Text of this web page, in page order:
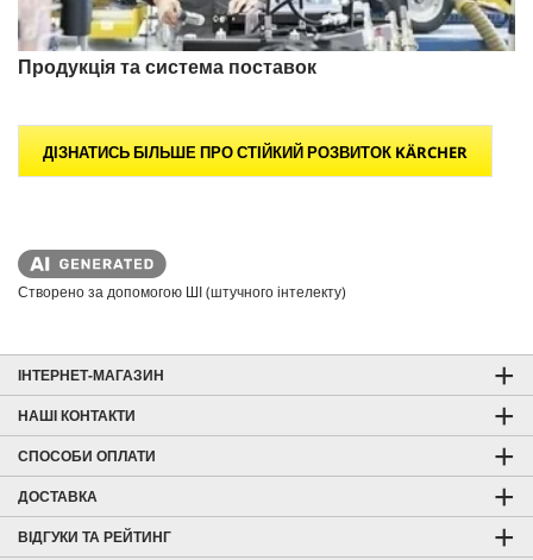
Продукція та система поставок
ДІЗНАТИСЬ БІЛЬШЕ ПРО СТІЙКИЙ РОЗВИТОК KÄRCHER
Створено за допомогою ШІ (штучного інтелекту)
ІНТЕРНЕТ-МАГАЗИН
НАШІ КОНТАКТИ
СПОСОБИ ОПЛАТИ
ДОСТАВКА
ВІДГУКИ ТА РЕЙТИНГ